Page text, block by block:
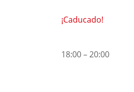
¡Caducado!
18:00 – 20:00